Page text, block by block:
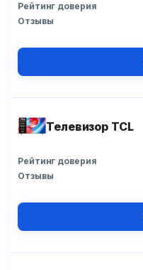
Рейтинг доверия
Отзывы
Телевизор TCL
Рейтинг доверия
Отзывы